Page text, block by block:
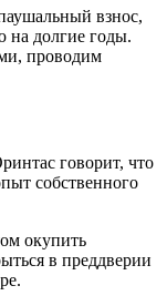
взнос,
на долгие годы.
проводим
говорит, что
собственного
окупить
в преддверии